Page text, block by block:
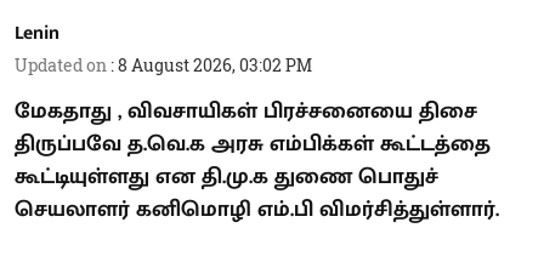
Lenin
Updated on :8 August 2026, 03:02 PM
மேகதாது , விவசாயிகள் பிரச்சனையை திசை
திருப்பவே த.வெ.க அரசு எம்பிக்கள் கூட்டத்தை
கூட்டியுள்ளது என தி.மு.க துணை பொதுச்
செயலாளர் கனிமொழி எம்.பி விமர்சித்துள்ளார்.